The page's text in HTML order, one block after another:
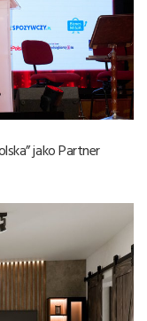
jako Partner